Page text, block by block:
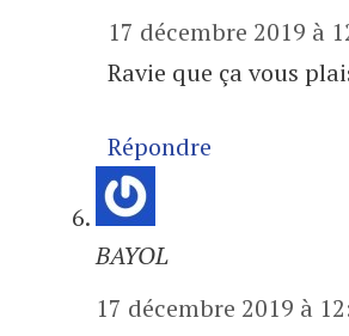
17 décembre 2019 à
Ravie que ça vous
Répondre
BAYOL
17 décembre 2019 à